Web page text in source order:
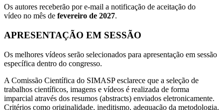
Os autores receberão por e-mail a notificação de aceitação do
vídeo no mês de fevereiro de 2027.
APRESENTAÇÃO EM SESSÃO
Os melhores vídeos serão selecionados para apresentação em sessão
específica dentro do congresso.
A Comissão Científica do SIMASP esclarece que a seleção de
trabalhos científicos, imagens e vídeos é realizada de forma
imparcial através dos resumos (abstracts) enviados eletronicamente.
Critérios como originalidade, ineditismo, adequação da metodologia,